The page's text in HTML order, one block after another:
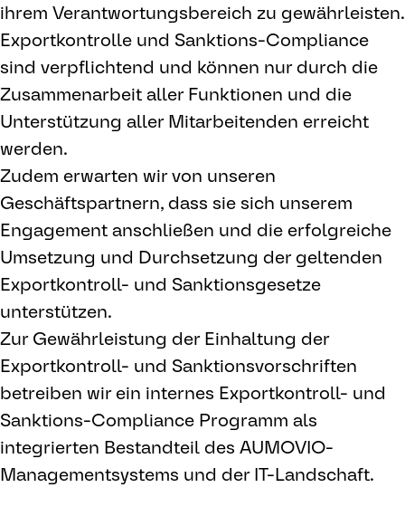
ihrem Verantwortungsbereich zu gewährleisten.
Exportkontrolle und Sanktions-Compliance
sind verpflichtend und können nur durch die
Zusammenarbeit aller Funktionen und die
Unterstützung aller Mitarbeitenden erreicht
werden.
Zudem erwarten wir von unseren
Geschäftspartnern, dass sie sich unserem
Engagement anschließen und die erfolgreiche
Umsetzung und Durchsetzung der geltenden
Exportkontroll- und Sanktionsgesetze
unterstützen.
Zur Gewährleistung der Einhaltung der
Exportkontroll- und Sanktionsvorschriften
betreiben wir ein internes Exportkontroll- und
Sanktions-Compliance Programm als
integrierten Bestandteil des AUMOVIO-
Managementsystems und der IT-Landschaft.